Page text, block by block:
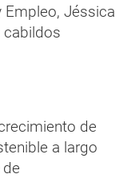
Empleo, Jéssica
cabildos
de
a largo